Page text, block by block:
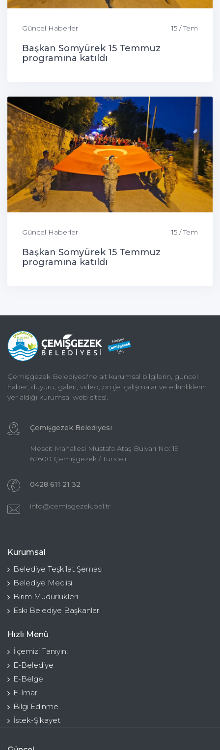
Güncel Haberler 15 / Tem
Başkan Somyürek 15 Temmuz
programına katıldı
Güncel Haberler 15 / Tem
Başkan Somyürek 15 Temmuz
programına katıldı
Çemişgezek Belediyesi'ne ait kurumsal bilgilerin, güncel
haber, duyuru, galeri, video, proje, çalışmalar ve etkinliklerin
yer aldığı kurumsal web sitesi.
Çemişgezek Belediyesi
Mescit Mahallesi Mustafa Ataş Bulvarı No: 19
62600 Çemişgezek / Tunceli
0428 611 21 32
info@cemisgezek.bel.tr
Kurumsal
Belediye Teşkilat Şeması
Belediye Meclisi
Birim Müdürlükleri
Eski Belediye Başkanları
Hızlı Menü
İlçemizi Tanıyın!
E-Belediye
E-Belge
E-İmar
Bilgi Edinme
İstek-Şikayet